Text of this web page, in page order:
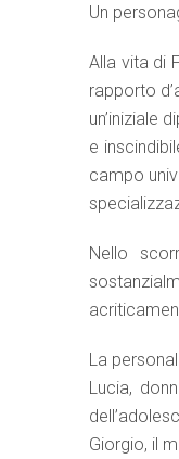
Un
Alla vita di
rapporto
un’iniziale
e
campo
Nello
La
Lucia,
Giorgio, il